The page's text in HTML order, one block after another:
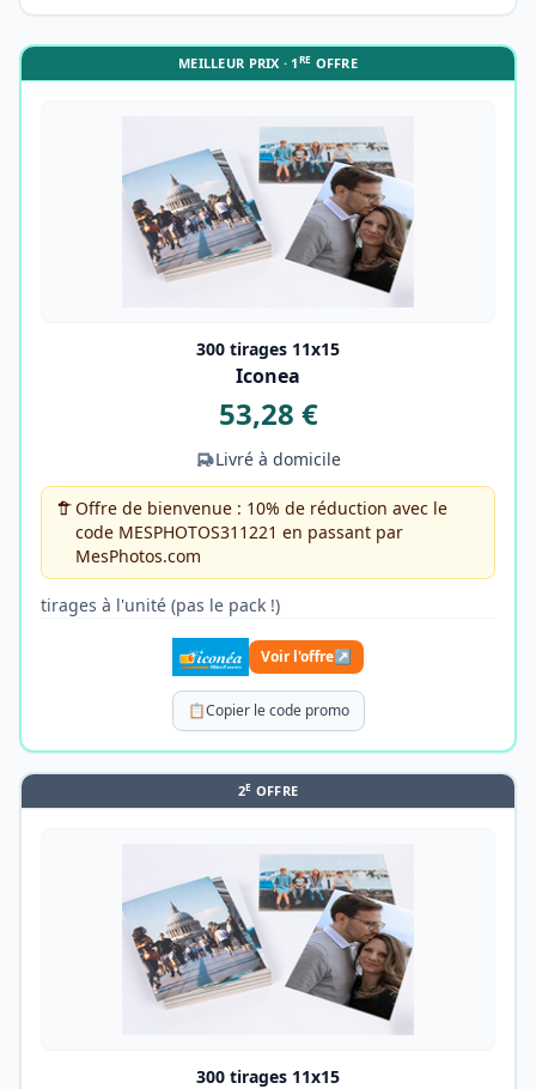
MEILLEUR PRIX · 1RE OFFRE
300 tirages 11x15
Iconea
53,28 €
Livré à domicile
Offre de bienvenue : 10% de réduction avec le
code MESPHOTOS311221 en passant par
MesPhotos.com
tirages à l'unité (pas le pack !)
Voir l'offre↗
📋Copier le code promo
2E OFFRE
300 tirages 11x15